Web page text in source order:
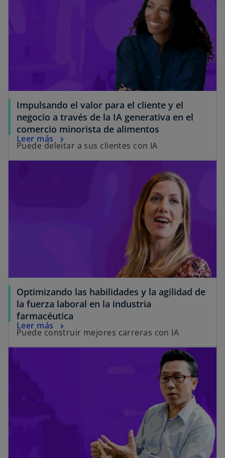
Impulsando el valor para el cliente y el
negocio a través de la IA generativa en el
comercio minorista de alimentos
Puede deleitar a sus clientes con IA
Leer más
Optimizando las habilidades y la agilidad de
la fuerza laboral en la industria
farmacéutica
Puede construir mejores carreras con IA
Leer más